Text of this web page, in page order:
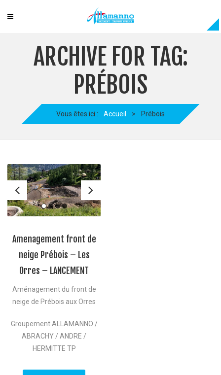
ARCHIVE FOR TAG:
PRÉBOIS
Vous êtes ici : Accueil > Prébois
Amenagement front de
neige Prébois – Les
Orres – LANCEMENT
Aménagement du front de
neige de Prébois aux Orres
Groupement ALLAMANNO /
ABRACHY / ANDRE /
HERMITTE TP